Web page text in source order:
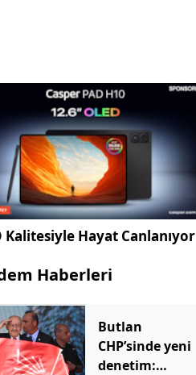
Kalitesiyle Hayat Canlanıyor
Haberleri
Butlan
CHP’sinde yeni
denetim: